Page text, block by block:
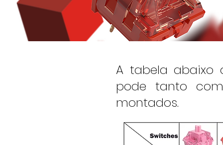
A tabela abaixo
pode tanto
montados.